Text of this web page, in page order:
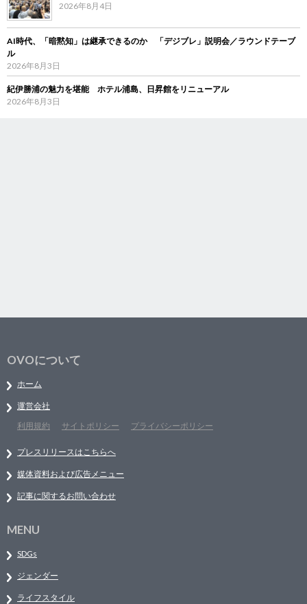
2026年8月4日
AI時代、「暗黙知」は継承できるのか 「デジブレ」説明会／ラウンドテーブ
ル
2026年8月3日
紀伊勝浦の魅力を堪能 ホテル浦島、日昇館をリニューアル
2026年8月3日
OVOについて
ホーム
運営会社
利用規約
サイトポリシー プライバシーポリシー
プレスリリースはこちらへ
媒体資料および広告メニュー
記事に関するお問い合わせ
MENU
SDGs
ジェンダー
ライフスタイル